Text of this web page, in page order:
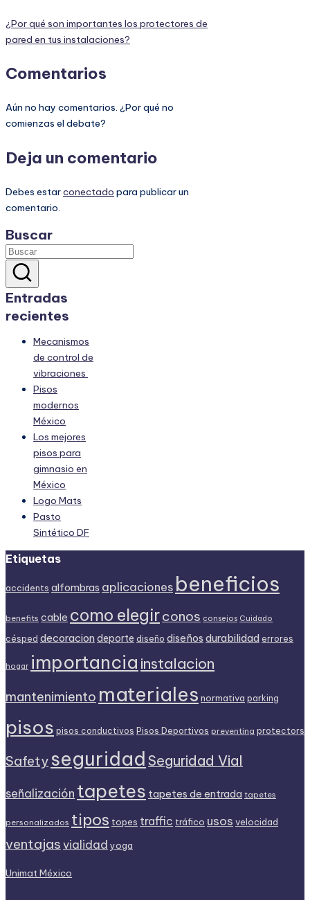
¿Por qué son importantes los protectores de
pared en tus instalaciones?
Comentarios
Aún no hay comentarios. ¿Por qué no
comienzas el debate?
Deja un comentario
Debes estarconectado para publicar un
comentario.
Buscar
Entradas
recientes
Mecanismos
de control de
vibraciones
Pisos
modernos
México
Los mejores
pisos para
gimnasio en
México
Logo Mats
Pasto
Sintético DF
Etiquetas
accidents alfombras aplicaciones beneficios
benefits cable como elegirconos consejos Cuidado
césped decoraciondeporte diseño diseños durabilidad errores
hogar importancia instalacion
mantenimiento materiales normativa parking
pisos pisos conductivos Pisos Deportivos preventing protectors
Safety seguridad Seguridad Vial
señalización tapetes tapetes de entrada tapetes
personalizados tipos topes traffic tráfico usos velocidad
ventajas vialidad yoga
Unimat México